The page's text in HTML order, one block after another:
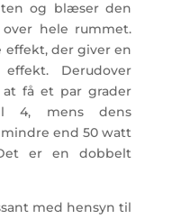
og blæser den
hele rummet.
effekt, der giver en
Derudover
få et par grader
4, mens dens
end 50 watt
er en dobbelt
med hensyn til